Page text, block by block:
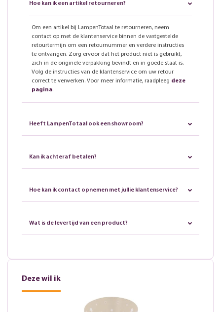
Hoe kan ik een artikel retourneren?
Om een artikel bij LampenTotaal te retourneren, neem
contact op met de klantenservice binnen de vastgestelde
retourtermijn om een retournummer en verdere instructies
te ontvangen. Zorg ervoor dat het product niet is gebruikt,
zich in de originele verpakking bevindt en in goede staat is.
Volg de instructies van de klantenservice om uw retour
correct te verwerken. Voor meer informatie, raadpleeg deze
pagina.
Heeft LampenTotaal ook een showroom?
Kan ik achteraf betalen?
Hoe kan ik contact opnemen met jullie klantenservice?
Wat is de levertijd van een product?
Deze wil ik